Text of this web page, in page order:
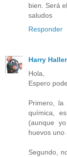
bien. Será
saludos
Responder
Harry Haller
Hola,
Espero
Primero, la
química,
(aunque
huevos uno
Segundo,